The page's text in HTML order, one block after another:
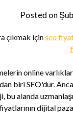
Posted on
çıkmak içinseo
online
biri SEO'dur.
bu alanda
dijital